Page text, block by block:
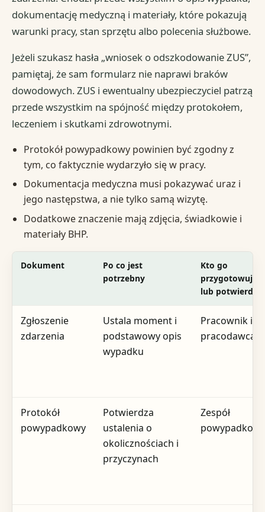
dokumentację medyczną i materiały, które pokazują
warunki pracy, stan sprzętu albo polecenia służbowe.
Jeżeli szukasz hasła „wniosek o odszkodowanie ZUS”,
pamiętaj, że sam formularz nie naprawi braków
dowodowych. ZUS i ewentualny ubezpieczyciel patrzą
przede wszystkim na spójność między protokołem,
leczeniem i skutkami zdrowotnymi.
Protokół powypadkowy powinien być zgodny z
tym, co faktycznie wydarzyło się w pracy.
Dokumentacja medyczna musi pokazywać uraz i
jego następstwa, a nie tylko samą wizytę.
Dodatkowe znaczenie mają zdjęcia, świadkowie i
materiały BHP.
Dokument
Po co jest
potrzebny
Kto go
przygotowuje
lub potwierdza
Zgłoszenie
zdarzenia
Ustala moment i
podstawowy opis
wypadku
Pracownik i
pracodawca
Protokół
powypadkowy
Potwierdza
ustalenia o
okolicznościach i
przyczynach
Zespół